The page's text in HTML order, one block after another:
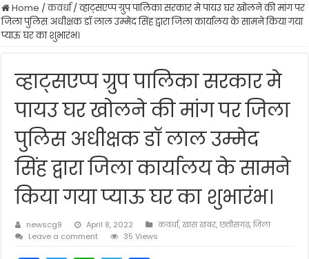
Home /कवर्धा/व्हाट्सएप्प ग्रुप पालिका सरकार मे पायउ घर खोलने की मांग पर
जिला पुलिस अधीक्षक डॉ लाल उम्मेद सिंह द्वारा जिला कार्यालय के सामने किया गया
प्याऊ घर का शुभारंभ।
व्हाट्सएप्प ग्रुप पालिका सरकार मे
पायउ घर खोलने की मांग पर जिला
पुलिस अधीक्षक डॉ लाल उम्मेद
सिंह द्वारा जिला कार्यालय के सामने
किया गया प्याऊ घर का शुभारंभ।
newscg9 April 8, 2022 कवर्धा,खास खबर,छत्तीसगढ़,जिला
Leave a comment
35 Views